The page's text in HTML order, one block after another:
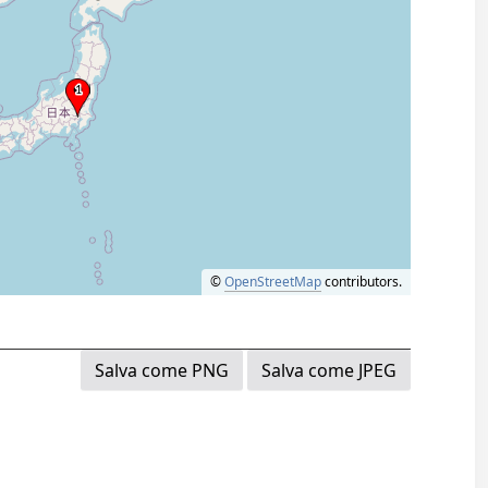
©OpenStreetMapcontributors.
Salva come PNG Salva come JPEG